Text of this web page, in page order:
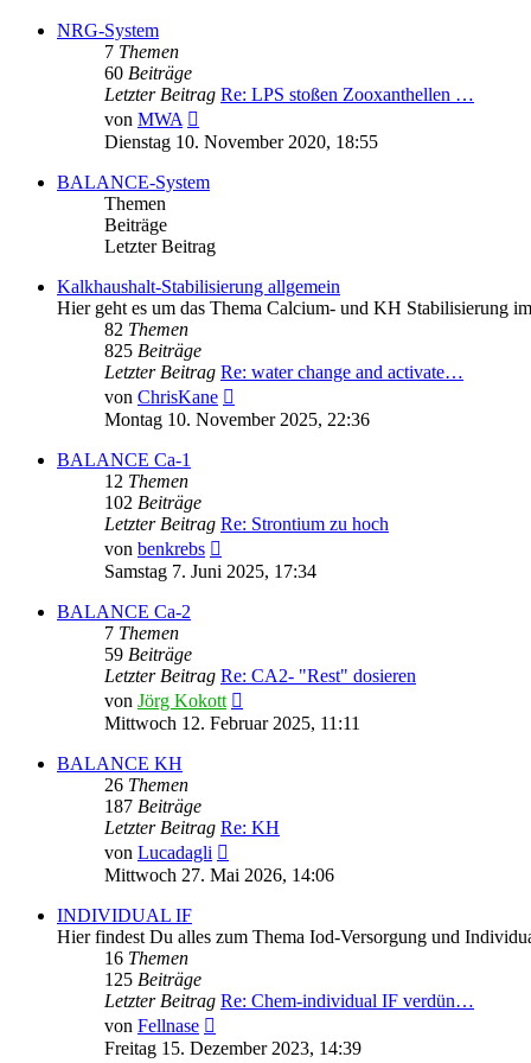
NRG-System
7 Themen
60 Beiträge
Letzter Beitrag Re: LPS stoßen Zooxanthellen …
von MWA
Beitrag
Dienstag 10. November 2020, 18:55
BALANCE-System
Themen
Beiträge
Letzter Beitrag
Kalkhaushalt-Stabilisierung allgemein
Hier geht es um das Thema Calcium- und KH Stabilisierung
82 Themen
825 Beiträge
Letzter Beitrag Re: water change and activate…
von ChrisKane
Beitrag
Montag 10. November 2025, 22:36
BALANCE Ca-1
12 Themen
102 Beiträge
Letzter Beitrag Re: Strontium zu hoch
von benkrebs
Beitrag
Samstag 7. Juni 2025, 17:34
BALANCE Ca-2
7 Themen
59 Beiträge
Letzter Beitrag Re: CA2- "Rest" dosieren
von Jörg Kokott
Beitrag
Mittwoch 12. Februar 2025, 11:11
BALANCE KH
26 Themen
187 Beiträge
Letzter Beitrag Re: KH
von Lucadagli
Beitrag
Mittwoch 27. Mai 2026, 14:06
INDIVIDUAL IF
Hier findest Du alles zum Thema Iod-Versorgung und
16 Themen
125 Beiträge
Letzter Beitrag Re: Chem-individual IF verdün…
von Fellnase
Beitrag
Freitag 15. Dezember 2023, 14:39